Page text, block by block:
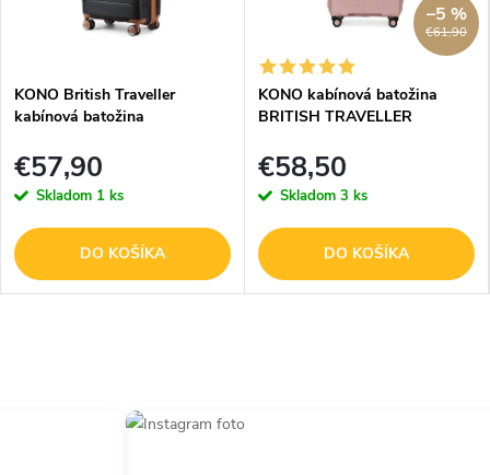
KONO British Traveller
kabínová batožina
€57,90
Skladom 1 ks
DO KOŠÍKA
€61,90
–5 %
KONO kabínová batožina
BRITISH TRAVELLER
€58,50
Skladom 3 ks
DO KOŠÍKA